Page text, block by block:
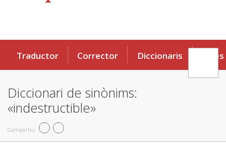
Traductor Corrector Diccionaris Eines
Diccionari de sinònims:
«indestructible»
Compartiu